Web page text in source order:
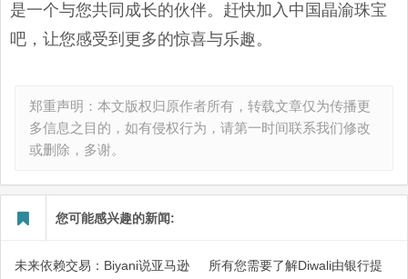
是一个与您共同成长的伙伴。赶快加入中国晶渝珠宝
吧，让您感受到更多的惊喜与乐趣。
郑重声明：本文版权归原作者所有，转载文章仅为传播更
多信息之目的，如有侵权行为，请第一时间联系我们修改
或删除，多谢。
您可能感兴趣的新闻:
未来依赖交易：Biyani说亚马逊
所有您需要了解Diwali由银行提